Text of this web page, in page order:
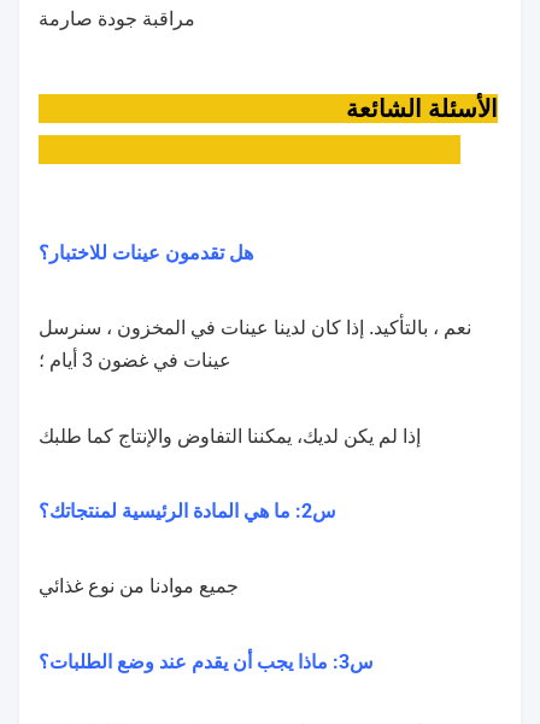
مراقبة جودة صارمة
الأسئلة الشائعة
هل تقدمون عينات للاختبار؟
نعم ، بالتأكيد. إذا كان لدينا عينات في المخزون ، سنرسل
عينات في غضون 3 أيام ؛
إذا لم يكن لديك، يمكننا التفاوض والإنتاج كما طلبك
س2: ما هي المادة الرئيسية لمنتجاتك؟
جميع موادنا من نوع غذائي
س3: ماذا يجب أن يقدم عند وضع الطلبات؟